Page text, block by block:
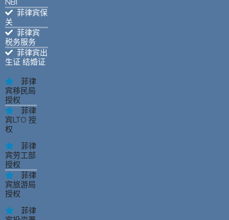
NBI
菲律宾保
关
菲律宾
税务服务
菲律宾出
生证 结婚证
菲律
宾移民局
授权
菲律
宾LTO 授
权
菲律
宾劳工部
授权
菲律
宾旅游局
授权
菲律